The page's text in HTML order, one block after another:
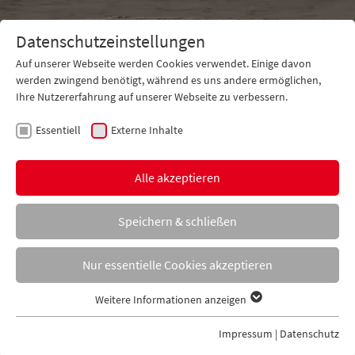
Kontakt Tel. +49 5971 16130-0
Datenschutzeinstellungen
Auf unserer Webseite werden Cookies verwendet. Einige davon
werden zwingend benötigt, während es uns andere ermöglichen,
Ihre Nutzererfahrung auf unserer Webseite zu verbessern.
Essentiell Externe Inhalte
Alle akzeptieren
Speichern & schließen
Nur essentielle Cookies akzeptieren
Essentielle Cookies werden für grundlegende Funktionen der
Webseite benötigt. Dadurch ist gewährleistet, dass die Webseite
Weitere Informationen anzeigen
Impressum | Datenschutz